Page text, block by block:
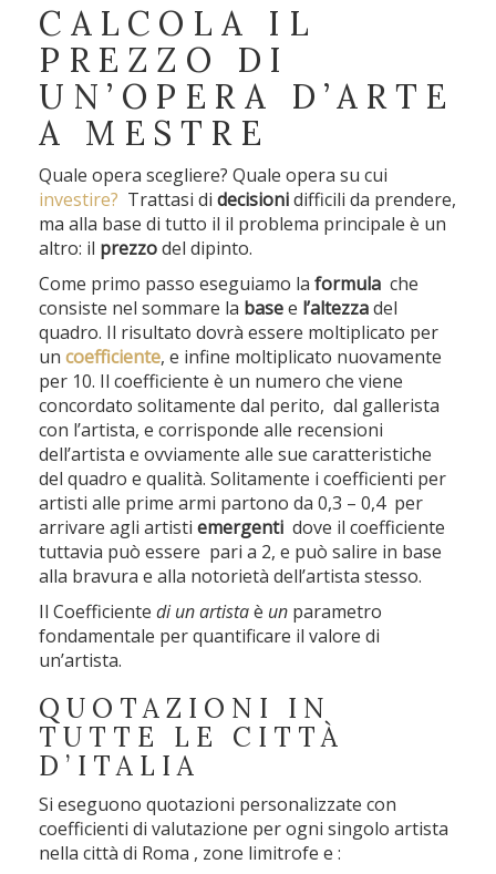
CALCOLA IL
PREZZO DI
UN’OPERA D’ARTE
A MESTRE
Quale opera scegliere? Quale opera su cui
investire? Trattasi di decisionidifficili da prendere,
ma alla base di tutto il il problema principale è un
altro: il prezzodel dipinto.
Come primo passo eseguiamo la formula che
consiste nel sommare la basee l’altezzadel
quadro. Il risultato dovrà essere moltiplicato per
un coefficiente, e infine moltiplicato nuovamente
per 10. Il coefficiente è un numero che viene
concordato solitamente dal perito, dal gallerista
con l’artista, e corrisponde alle recensioni
dell’artista e ovviamente alle sue caratteristiche
del quadro e qualità. Solitamente i coefficienti per
artisti alle prime armi partono da 0,3 – 0,4 per
arrivare agli artisti emergenti dove il coefficiente
tuttavia può essere pari a 2, e può salire in base
alla bravura e alla notorietà dell’artista stesso.
Il Coefficiente di un artistaè un parametro
fondamentale per quantificare il valore di
un’artista.
QUOTAZIONI IN
TUTTE LE CITTÀ
D’ITALIA
Si eseguono quotazioni personalizzate con
coefficienti di valutazione per ogni singolo artista
nella città di Roma , zone limitrofe e :